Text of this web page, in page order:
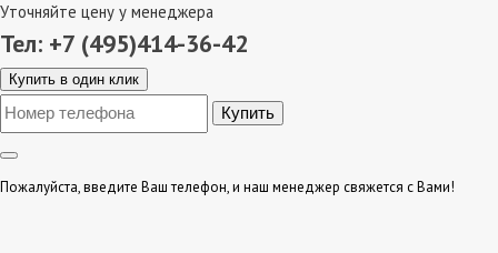
Уточняйте цену у менеджера
Тел: +7 (495)414-36-42
Купить в один клик
Пожалуйста, введите Ваш телефон, и наш менеджер свяжется с Вами!